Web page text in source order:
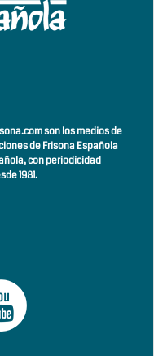
son los medios de
de Frisona Española
conperiodicidad
1981.